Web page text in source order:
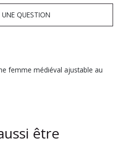
QUESTION
femme médiéval ajustable au
être